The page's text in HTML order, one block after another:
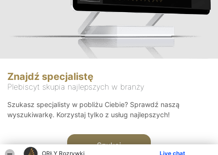
ORŁY Rozrywki Live chat
Znajdź specjalistę
Plebiscyt skupia najlepszych w branży
Szukasz specjalisty w pobliżu Ciebie? Sprawdź naszą
wyszukiwarkę. Korzystaj tylko z usług najlepszych!
Szukaj